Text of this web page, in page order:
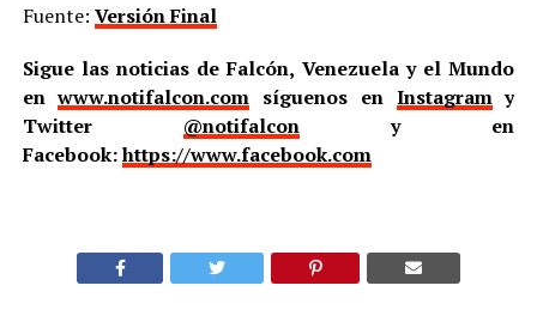
Fuente: Versión Final
Sigue las noticias de Falcón, Venezuela y el Mundo
enwww.notifalcon.com síguenos en Instagramy
Twitter @notifalcony en
Facebook:https://www.facebook.com